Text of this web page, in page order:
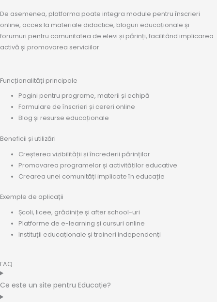
De asemenea, platforma poate integra module pentru înscrieri
online, acces la materiale didactice, bloguri educaționale și
forumuri pentru comunitatea de elevi și părinți, facilitând implicarea
activă și promovarea serviciilor.
Funcționalități principale
Pagini pentru programe, materii și echipă
Formulare de înscrieri și cereri online
Blog și resurse educaționale
Beneficii și utilizări
Creșterea vizibilității și încrederii părinților
Promovarea programelor și activităților educative
Crearea unei comunități implicate în educație
Exemple de aplicații
Școli, licee, grădinițe și after school-uri
Platforme de e-learning și cursuri online
Instituții educaționale și traineri independenți
FAQ
Ce este un site pentru Educație?